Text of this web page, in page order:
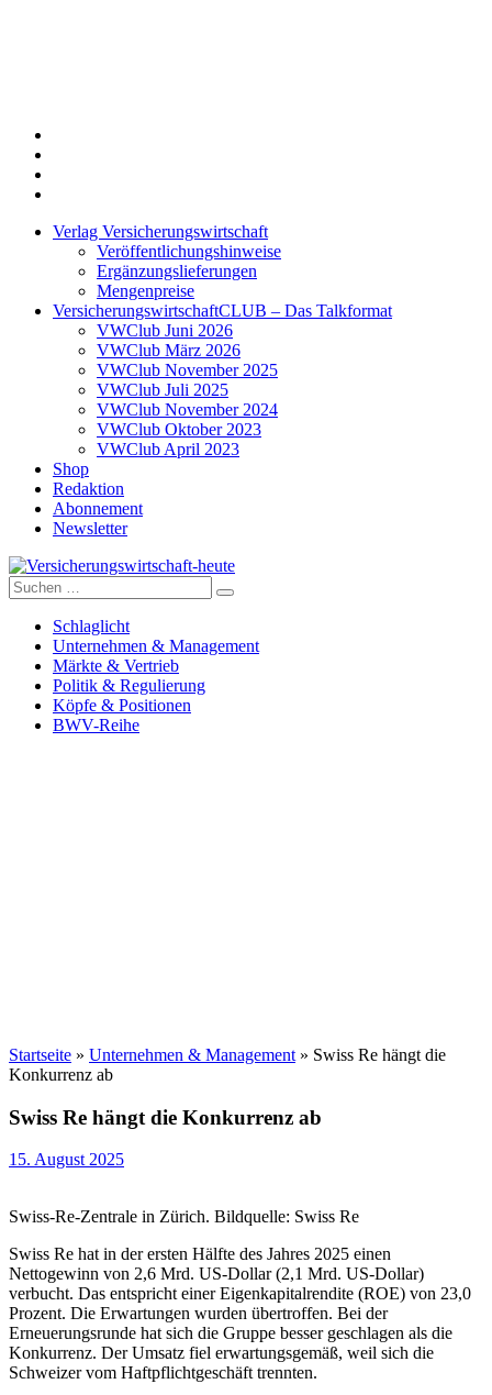
Verlag Versicherungswirtschaft
Veröffentlichungshinweise
Ergänzungslieferungen
Mengenpreise
VersicherungswirtschaftCLUB – Das Talkformat
VWClub Juni 2026
VWClub März 2026
VWClub November 2025
VWClub Juli 2025
VWClub November 2024
VWClub Oktober 2023
VWClub April 2023
Shop
Redaktion
Abonnement
Newsletter
Versicherungswirtschaft-heute
Suche
nach:
Schlaglicht
Unternehmen & Management
Märkte & Vertrieb
Politik & Regulierung
Köpfe & Positionen
BWV-Reihe
Startseite » Unternehmen & Management » Swiss Re hängt die
Konkurrenz ab
Swiss Re hängt die Konkurrenz ab
15. August 2025
Swiss-Re-Zentrale in Zürich. Bildquelle: Swiss Re
Swiss Re hat in der ersten Hälfte des Jahres 2025 einen
Nettogewinn von 2,6 Mrd. US-Dollar (2,1 Mrd. US-Dollar)
verbucht. Das entspricht einer Eigenkapitalrendite (ROE) von 23,0
Prozent. Die Erwartungen wurden übertroffen. Bei der
Erneuerungsrunde hat sich die Gruppe besser geschlagen als die
Konkurrenz. Der Umsatz fiel erwartungsgemäß, weil sich die
Schweizer vom Haftpflichtgeschäft trennten.